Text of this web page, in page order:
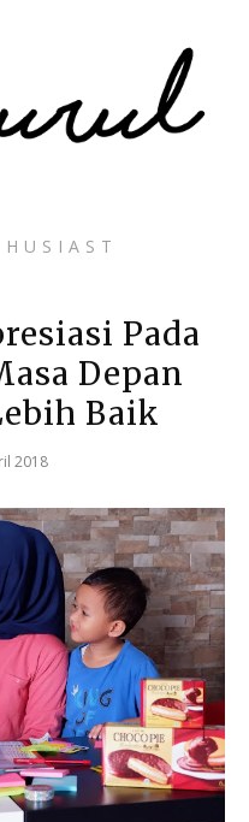
Pada
Depan
Baik
2018